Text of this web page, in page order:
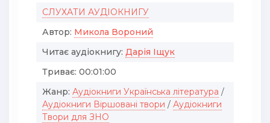
СЛУХАТИ АУДІОКНИГУ
Автор: Микола Вороний
Читає аудіокнигу: Дарія Іщук
Триває: 00:01:00
Жанр: Аудіокниги Українська література /
Аудіокниги Віршовані твори / Аудіокниги
Твори для ЗНО